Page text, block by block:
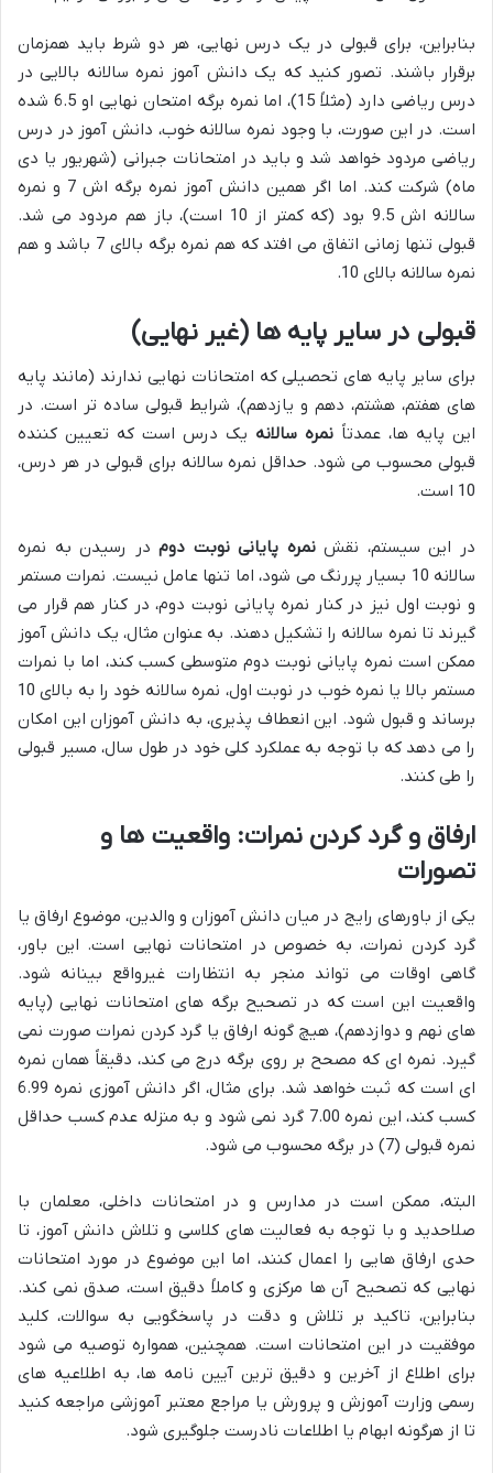
بنابراین، برای قبولی در یک درس نهایی، هر دو شرط باید همزمان
برقرار باشند. تصور کنید که یک دانش آموز نمره سالانه بالایی در
درس ریاضی دارد (مثلاً 15)، اما نمره برگه امتحان نهایی او 6.5 شده
است. در این صورت، با وجود نمره سالانه خوب، دانش آموز در درس
ریاضی مردود خواهد شد و باید در امتحانات جبرانی (شهریور یا دی
ماه) شرکت کند. اما اگر همین دانش آموز نمره برگه اش 7 و نمره
سالانه اش 9.5 بود (که کمتر از 10 است)، باز هم مردود می شد.
قبولی تنها زمانی اتفاق می افتد که هم نمره برگه بالای 7 باشد و هم
نمره سالانه بالای 10.
قبولی در سایر پایه ها (غیر نهایی)
برای سایر پایه های تحصیلی که امتحانات نهایی ندارند (مانند پایه
های هفتم، هشتم، دهم و یازدهم)، شرایط قبولی ساده تر است. در
این پایه ها، عمدتاً نمره سالانه یک درس است که تعیین کننده
قبولی محسوب می شود. حداقل نمره سالانه برای قبولی در هر درس،
10 است.
در این سیستم، نقشنمره پایانی نوبت دومدر رسیدن به نمره
سالانه 10 بسیار پررنگ می شود، اما تنها عامل نیست. نمرات مستمر
و نوبت اول نیز در کنار نمره پایانی نوبت دوم، در کنار هم قرار می
گیرند تا نمره سالانه را تشکیل دهند. به عنوان مثال، یک دانش آموز
ممکن است نمره پایانی نوبت دوم متوسطی کسب کند، اما با نمرات
مستمر بالا یا نمره خوب در نوبت اول، نمره سالانه خود را به بالای 10
برساند و قبول شود. این انعطاف پذیری، به دانش آموزان این امکان
را می دهد که با توجه به عملکرد کلی خود در طول سال، مسیر قبولی
را طی کنند.
ارفاق و گرد کردن نمرات: واقعیت ها و
تصورات
یکی از باورهای رایج در میان دانش آموزان و والدین، موضوع ارفاق یا
گرد کردن نمرات، به خصوص در امتحانات نهایی است. این باور،
گاهی اوقات می تواند منجر به انتظارات غیرواقع بینانه شود.
واقعیت این است که در تصحیح برگه های امتحانات نهایی (پایه
های نهم و دوازدهم)، هیچ گونه ارفاق یا گرد کردن نمرات صورت نمی
گیرد. نمره ای که مصحح بر روی برگه درج می کند، دقیقاً همان نمره
ای است که ثبت خواهد شد. برای مثال، اگر دانش آموزی نمره 6.99
کسب کند، این نمره 7.00 گرد نمی شود و به منزله عدم کسب حداقل
نمره قبولی (7) در برگه محسوب می شود.
البته، ممکن است در مدارس و در امتحانات داخلی، معلمان با
صلاحدید و با توجه به فعالیت های کلاسی و تلاش دانش آموز، تا
حدی ارفاق هایی را اعمال کنند، اما این موضوع در مورد امتحانات
نهایی که تصحیح آن ها مرکزی و کاملاً دقیق است، صدق نمی کند.
بنابراین، تاکید بر تلاش و دقت در پاسخگویی به سوالات، کلید
موفقیت در این امتحانات است. همچنین، همواره توصیه می شود
برای اطلاع از آخرین و دقیق ترین آیین نامه ها، به اطلاعیه های
رسمی وزارت آموزش و پرورش یا مراجع معتبر آموزشی مراجعه کنید
تا از هرگونه ابهام یا اطلاعات نادرست جلوگیری شود.